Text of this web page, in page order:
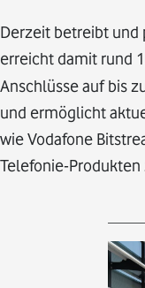
Derzeit betreibt und
erreicht damit rund
Anschlüsse auf bis
und ermöglicht
wie Vodafone
Telefonie-Produkten